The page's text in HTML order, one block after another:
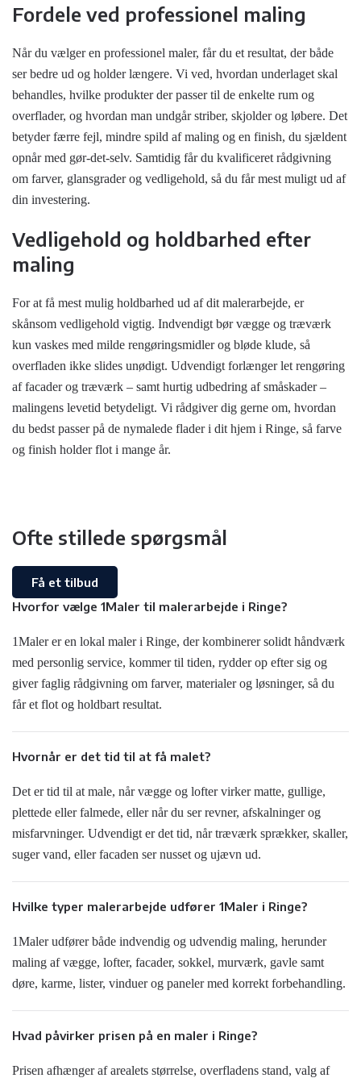
Fordele ved professionel maling
Når du vælger en professionel maler, får du et resultat, der både
ser bedre ud og holder længere. Vi ved, hvordan underlaget skal
behandles, hvilke produkter der passer til de enkelte rum og
overflader, og hvordan man undgår striber, skjolder og løbere. Det
betyder færre fejl, mindre spild af maling og en finish, du sjældent
opnår med gør-det-selv. Samtidig får du kvalificeret rådgivning
om farver, glansgrader og vedligehold, så du får mest muligt ud af
din investering.
Vedligehold og holdbarhed efter
maling
For at få mest mulig holdbarhed ud af dit malerarbejde, er
skånsom vedligehold vigtig. Indvendigt bør vægge og træværk
kun vaskes med milde rengøringsmidler og bløde klude, så
overfladen ikke slides unødigt. Udvendigt forlænger let rengøring
af facader og træværk – samt hurtig udbedring af småskader –
malingens levetid betydeligt. Vi rådgiver dig gerne om, hvordan
du bedst passer på de nymalede flader i dit hjem i Ringe, så farve
og finish holder flot i mange år.
Ofte stillede spørgsmål
Få et tilbud
Hvorfor vælge 1Maler til malerarbejde i Ringe?
1Maler er en lokal maler i Ringe, der kombinerer solidt håndværk
med personlig service, kommer til tiden, rydder op efter sig og
giver faglig rådgivning om farver, materialer og løsninger, så du
får et flot og holdbart resultat.
Hvornår er det tid til at få malet?
Det er tid til at male, når vægge og lofter virker matte, gullige,
plettede eller falmede, eller når du ser revner, afskalninger og
misfarvninger. Udvendigt er det tid, når træværk sprækker, skaller,
suger vand, eller facaden ser nusset og ujævn ud.
Hvilke typer malerarbejde udfører 1Maler i Ringe?
1Maler udfører både indvendig og udvendig maling, herunder
maling af vægge, lofter, facader, sokkel, murværk, gavle samt
døre, karme, lister, vinduer og paneler med korrekt forbehandling.
Hvad påvirker prisen på en maler i Ringe?
Prisen afhænger af arealets størrelse, overfladens stand, valg af